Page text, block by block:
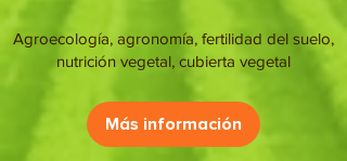
Agroecología, agronomía, fertilidad del suelo,
nutrición vegetal, cubierta vegetal
Más información